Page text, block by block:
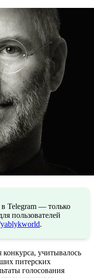
Telegram — только
пользователей
.
учитывалось
питерских
голосования